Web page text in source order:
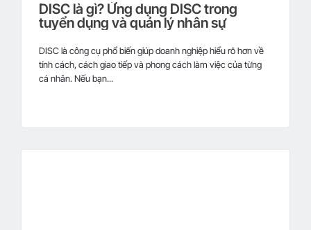
DISC là gì? Ứng dụng DISC trong
tuyển dụng và quản lý nhân sự
DISC là công cụ phổ biến giúp doanh nghiệp hiểu rõ hơn về
tính cách, cách giao tiếp và phong cách làm việc của từng
cá nhân. Nếu bạn...